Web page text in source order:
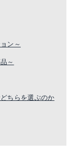
ン～
～
ちらを選ぶのか